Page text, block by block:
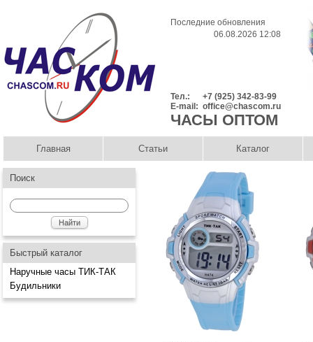
Последние обновления
06.08.2026 12:08
Тел.:
+7 (925) 342-83-99
E-mail: office@chascom.ru
ЧАСЫ ОПТОМ
Главная Статьи Каталог
Поиск
Быстрый каталог
Наручные часы ТИК-ТАК
Будильники